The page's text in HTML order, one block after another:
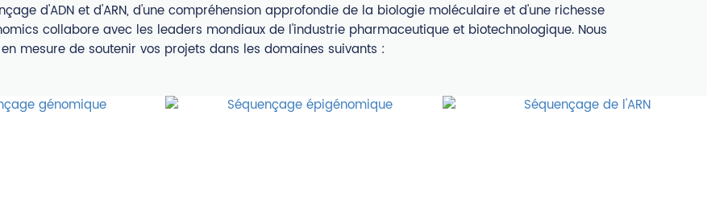
d'ADN et d'ARN, d'une compréhension approfondie de la biologie moléculaire et d'une richesse
collabore avec les leaders mondiaux de l'industrie pharmaceutique et biotechnologique. Nous
mesure de soutenir vos projets dans les domaines suivants :